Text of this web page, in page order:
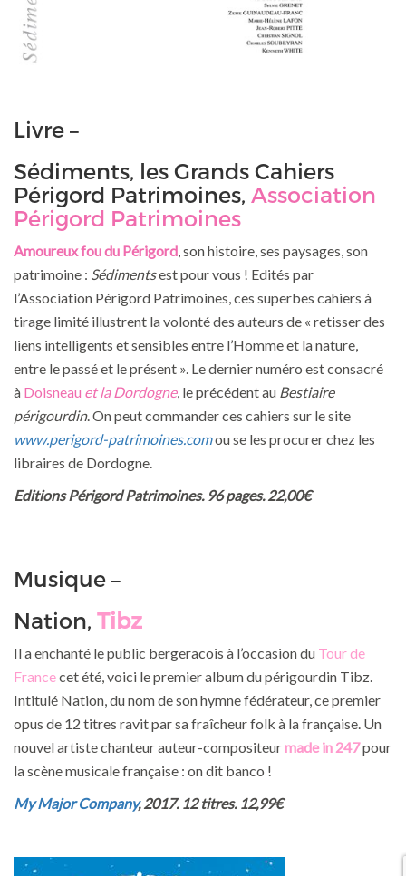
Livre –
Sédiments, les Grands Cahiers
Périgord Patrimoines, Association
Périgord Patrimoines
Amoureux fou du Périgord, son histoire, ses paysages, son
patrimoine : Sédimentsest pour vous ! Edités par
l’Association Périgord Patrimoines, ces superbes cahiers à
tirage limité illustrent la volonté des auteurs de « retisser des
liens intelligents et sensibles entre l’Homme et la nature,
entre le passé et le présent ». Le dernier numéro est consacré
à Doisneau et la Dordogne, le précédent au Bestiaire
périgourdin. On peut commander ces cahiers sur le site
www.perigord-patrimoines.comou se les procurer chez les
libraires de Dordogne.
Editions Périgord Patrimoines. 96 pages. 22,00€
Musique –
Nation, Tibz
Il a enchanté le public bergeracois à l’occasion du Tour de
Francecet été, voici le premier album du périgourdin Tibz.
Intitulé Nation, du nom de son hymne fédérateur, ce premier
opus de 12 titres ravit par sa fraîcheur folk à la française. Un
nouvel artiste chanteur auteur-compositeurmade in 247pour
la scène musicale française : on dit banco !
My Major Company, 2017. 12 titres. 12,99€